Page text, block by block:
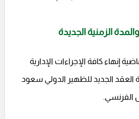
الزمنية الجديدة
إنهاء كافة الإجراءات الإدارية
العقد الجديد للظهير الدولي سعود
الفرنسي.